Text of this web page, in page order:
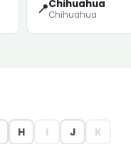
📍Chihuahua
Chihuahua
H I J
K